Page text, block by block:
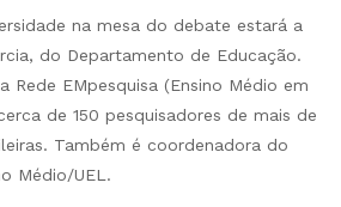
na mesa do debate estará a
do Departamento de Educação.
Rede EMpesquisa (Ensino Médio em
de 150 pesquisadores de mais de
Também é coordenadora do
Médio/UEL.